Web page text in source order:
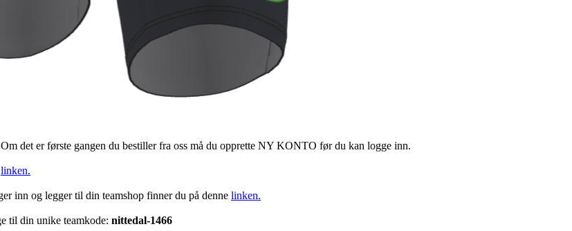
det er første gangen du bestiller fra oss må du opprette NY KONTO før du kan logge inn.
linken.
inn og legger til din teamshop finner du på denne linken.
til din unike teamkode: nittedal-1466